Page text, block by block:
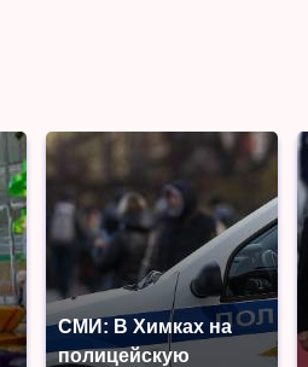
СМИ: В Химках на
полицейскую